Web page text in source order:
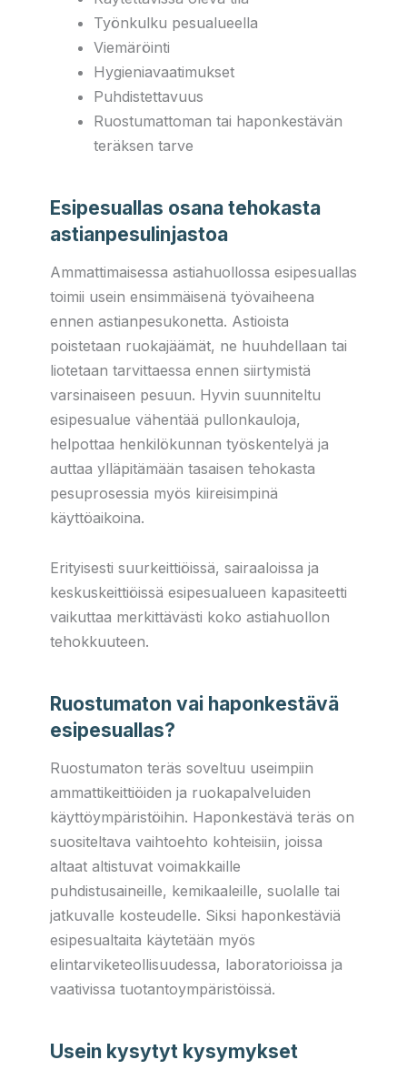
Työnkulku pesualueella
Viemäröinti
Hygieniavaatimukset
Puhdistettavuus
Ruostumattoman tai haponkestävän
teräksen tarve
Esipesuallas osana tehokasta
astianpesulinjastoa
Ammattimaisessa astiahuollossa esipesuallas
toimii usein ensimmäisenä työvaiheena
ennen astianpesukonetta. Astioista
poistetaan ruokajäämät, ne huuhdellaan tai
liotetaan tarvittaessa ennen siirtymistä
varsinaiseen pesuun. Hyvin suunniteltu
esipesualue vähentää pullonkauloja,
helpottaa henkilökunnan työskentelyä ja
auttaa ylläpitämään tasaisen tehokasta
pesuprosessia myös kiireisimpinä
käyttöaikoina.
Erityisesti suurkeittiöissä, sairaaloissa ja
keskuskeittiöissä esipesualueen kapasiteetti
vaikuttaa merkittävästi koko astiahuollon
tehokkuuteen.
Ruostumaton vai haponkestävä
esipesuallas?
Ruostumaton teräs soveltuu useimpiin
ammattikeittiöiden ja ruokapalveluiden
käyttöympäristöihin. Haponkestävä teräs on
suositeltava vaihtoehto kohteisiin, joissa
altaat altistuvat voimakkaille
puhdistusaineille, kemikaaleille, suolalle tai
jatkuvalle kosteudelle. Siksi haponkestäviä
esipesualtaita käytetään myös
elintarviketeollisuudessa, laboratorioissa ja
vaativissa tuotantoympäristöissä.
Usein kysytyt kysymykset